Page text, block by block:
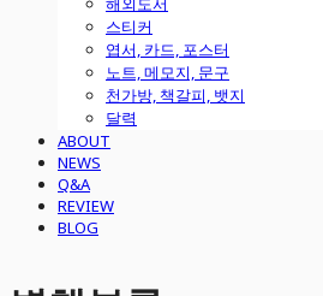
스티커
엽서, 카드, 포스터
노트, 메모지, 문구
천가방, 책갈피, 뱃지
달력
ABOUT
NEWS
Q&A
REVIEW
BLOG